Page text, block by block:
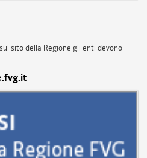
sito della Regione gli enti devono